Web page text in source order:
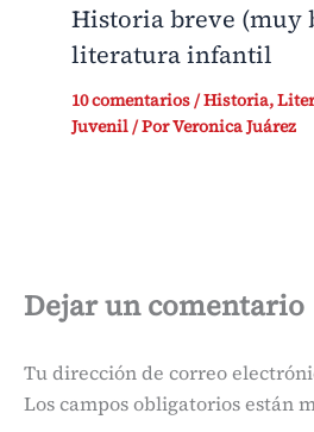
Historia breve (muy
literatura infantil
10 comentarios/Historia,
Juvenil/ PorVeronica Juárez
Dejar un comentario
Tu dirección de correo
Los campos obligatorios están